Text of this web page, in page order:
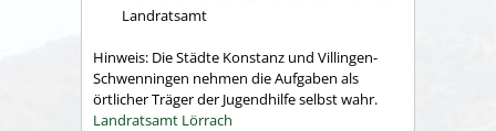
Landratsamt
Hinweis: Die Städte Konstanz und Villingen-
Schwenningen nehmen die Aufgaben als
örtlicher Träger der Jugendhilfe selbst wahr.
Landratsamt Lörrach